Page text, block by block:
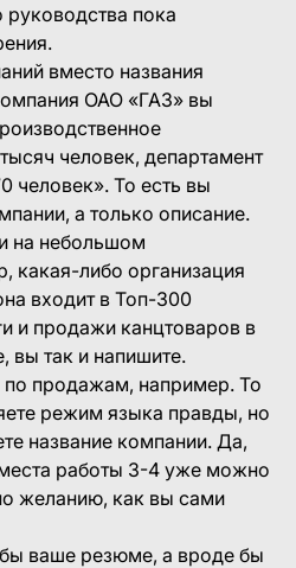
руководства пока
вместо названия
ОАО «ГАЗ» вы
человек, департамент
человек». То есть вы
а только описание.
на небольшом
какая-либо организация
входит в Топ-300
и продажи канцтоваров в
вы так и напишите.
продажам, например. То
режим языка правды, но
название компании. Да,
места работы 3-4 уже можно
желанию, как вы сами
ваше резюме, а вроде бы